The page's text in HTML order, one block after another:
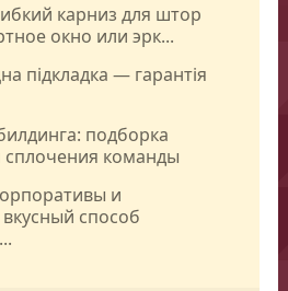
карниз для штор
окно или эрк...
підкладка — гарантія
подборка
команды
и
способ